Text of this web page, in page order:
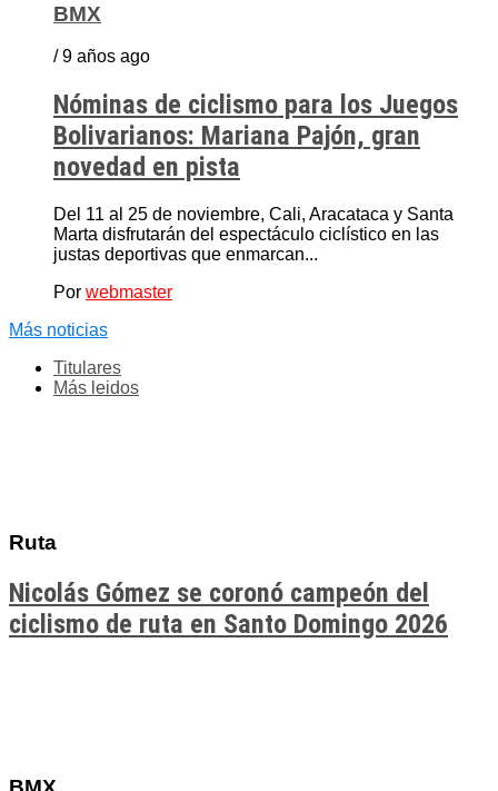
BMX
/ 9 años ago
Nóminas de ciclismo para los Juegos
Bolivarianos: Mariana Pajón, gran
novedad en pista
Del 11 al 25 de noviembre, Cali, Aracataca y Santa
Marta disfrutarán del espectáculo ciclístico en las
justas deportivas que enmarcan...
Por webmaster
Más noticias
Titulares
Más leidos
Ruta
Nicolás Gómez se coronó campeón del
ciclismo de ruta en Santo Domingo 2026